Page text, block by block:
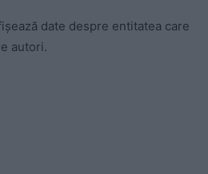
date despre entitatea care
autori.